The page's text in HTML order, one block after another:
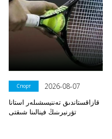
Спорт
2026-08-07
قازاقستاندىق تەننيسشىلەر استانا
تۋرنيرىنىڭ فينالىنا شىقتى